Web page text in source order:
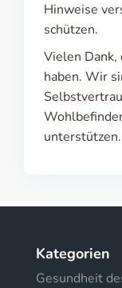
Hinweise
schützen.
Vielen Dank,
haben. Wir
unterstützen.
Kategorien
Gesundheit